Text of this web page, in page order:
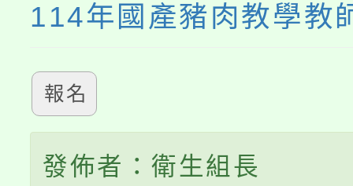
114年國產豬肉教學教
報名
發佈者：衛生組長